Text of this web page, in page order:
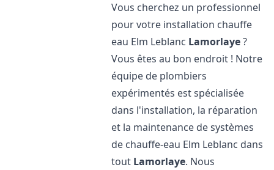
Vous cherchez un professionnel
pour votre installation chauffe
eau Elm Leblanc Lamorlaye?
Vous êtes au bon endroit ! Notre
équipe de plombiers
expérimentés est spécialisée
dans l'installation, la réparation
et la maintenance de systèmes
de chauffe-eau Elm Leblanc dans
tout Lamorlaye. Nous